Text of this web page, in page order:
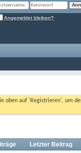
Angemeldet bleiben?
oben auf 'Registrieren', um
Letzter Beitrag